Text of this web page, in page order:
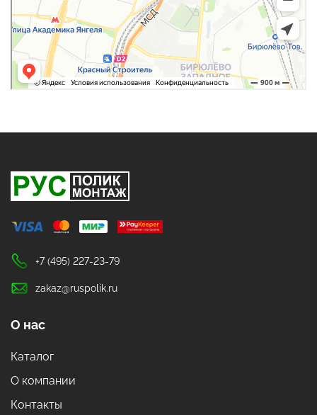
+7 (495) 227-23-79
zakaz@ruspolik.ru
О нас
Каталог
О компании
Контакты